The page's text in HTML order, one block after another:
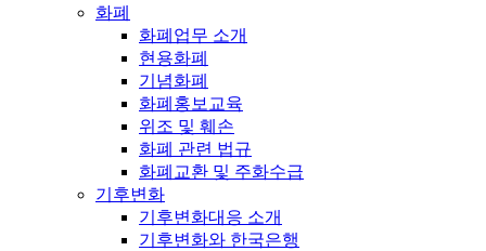
화폐
화폐업무 소개
현용화폐
기념화폐
화폐홍보교육
위조 및 훼손
화폐 관련 법규
화폐교환 및 주화수급
기후변화
기후변화대응 소개
기후변화와 한국은행